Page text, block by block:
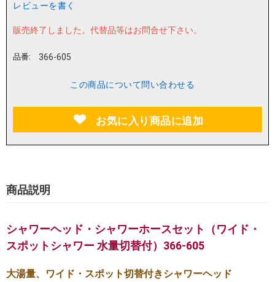
レビューを書く
販売終了しました。 代替品等はお問合せ下さい。
品番: 366-605
この商品について問い合わせる
お気に入り商品に追加
商品説明
シャワーヘッド・シャワーホースセット（ワイド・
スポットシャワー 水量切替付）366-605
大湯量、ワイド・スポット切替付きシャワーヘッド